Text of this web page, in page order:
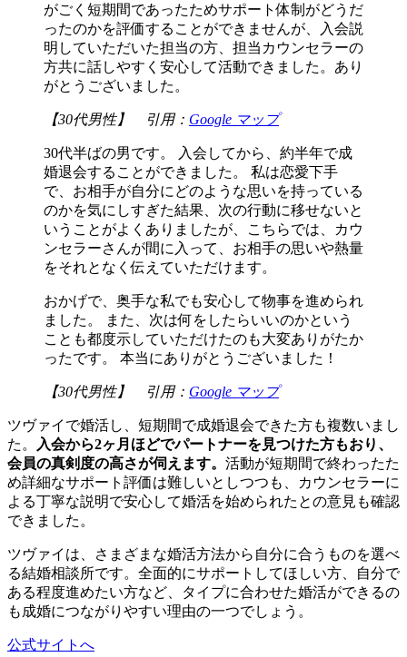
がごく短期間であったためサポート体制がどうだ
ったのかを評価することができませんが、入会説
明していただいた担当の方、担当カウンセラーの
方共に話しやすく安心して活動できました。あり
がとうございました。
【30代男性】 引用： Google マップ
30代半ばの男です。 入会してから、約半年で成
婚退会することができました。 私は恋愛下手
で、お相手が自分にどのような思いを持っている
のかを気にしすぎた結果、次の行動に移せないと
いうことがよくありましたが、こちらでは、カウ
ンセラーさんが間に入って、お相手の思いや熱量
をそれとなく伝えていただけます。
おかげで、奥手な私でも安心して物事を進められ
ました。 また、次は何をしたらいいのかという
ことも都度示していただけたのも大変ありがたか
ったです。 本当にありがとうございました！
【30代男性】 引用： Google マップ
ツヴァイで婚活し、短期間で成婚退会できた方も複数いまし
た。 入会から2ヶ月ほどでパートナーを見つけた方もおり、
会員の真剣度の高さが伺えます。 活動が短期間で終わったた
め詳細なサポート評価は難しいとしつつも、カウンセラーに
よる丁寧な説明で安心して婚活を始められたとの意見も確認
できました。
ツヴァイは、さまざまな婚活方法から自分に合うものを選べ
る結婚相談所です。全面的にサポートしてほしい方、自分で
ある程度進めたい方など、タイプに合わせた婚活ができるの
も成婚につながりやすい理由の一つでしょう。
公式サイトへ